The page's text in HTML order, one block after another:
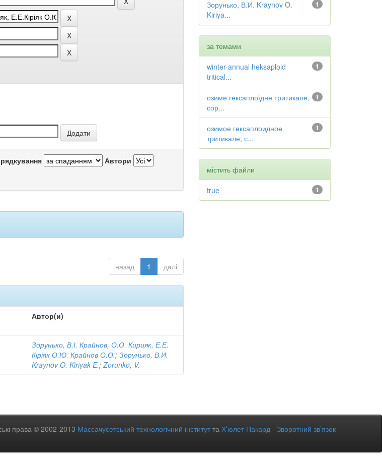
Автори
назад 1 далі
Автор(и)
Зорунько, В.І. Крайнов, О.О. Кирияк, Е.Е.
Кіріяк О.Ю. Крайнов О.О.;Зорунько, В.И.
Kraynov O. Kiriyak E.;Zorunko, V.
1
Зорунько, В.И. Kraynov O.
Kiriya...
за темами
1
winter-annual heksaploid
tritical...
1
озиме гексаплоїдне тритикале,
сор...
1
озимое гексаплоидное
тритикале, с...
містить файли
1
true
права © 2002-2013 Массачусетський технологічний інститутта Х’юлет Пакард - Зворотний зв’язок